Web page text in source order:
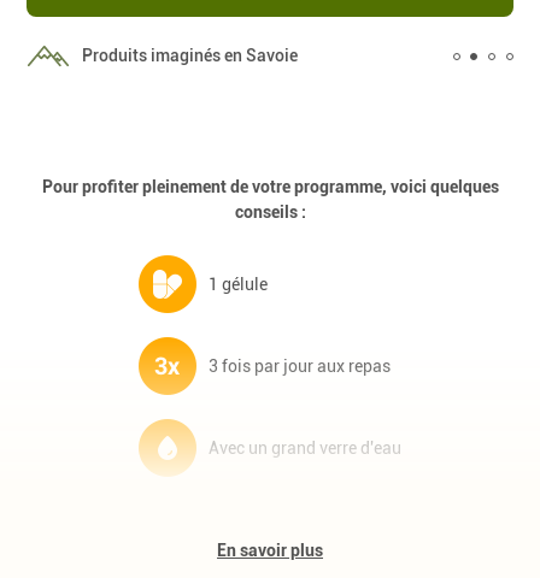
Livraison offerte dès 89€ à domicile ou en points
relais
Pour profiter pleinement de votre programme, voici quelques
conseils :
1 gélule
3 fois par jour aux repas
Avec un grand verre d'eau
Programme de 20 jours
En savoir plus